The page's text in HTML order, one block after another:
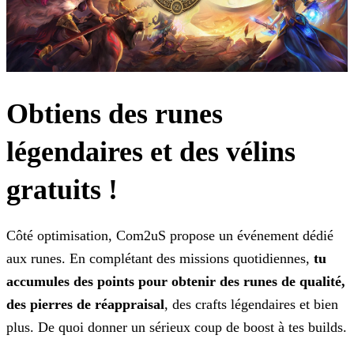
Obtiens des runes
légendaires et des vélins
gratuits !
Côté optimisation, Com2uS propose un événement dédié
aux runes. En complétant des missions quotidiennes, tu
accumules des points pour obtenir des runes de qualité,
des pierres de réappraisal, des crafts légendaires et bien
plus. De quoi donner un sérieux coup de boost à tes builds.